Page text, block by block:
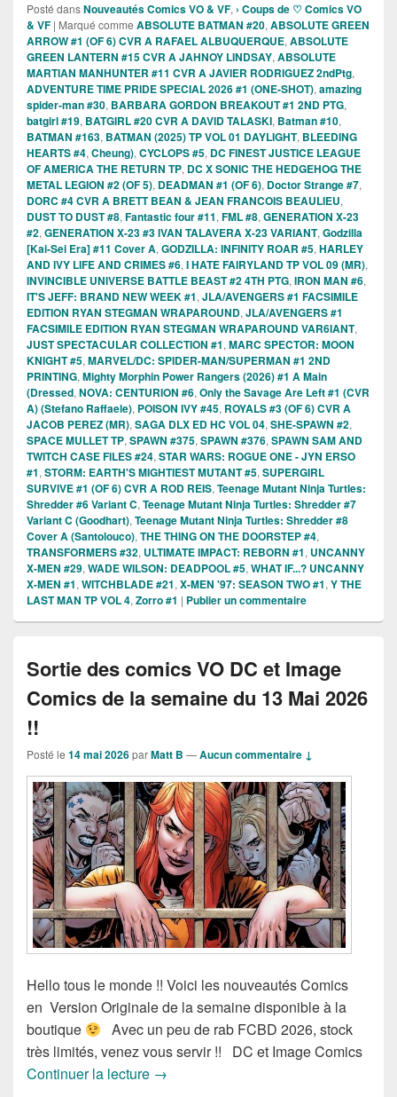
Posté dansNouveautés Comics VO & VF, › Coups de ♡ Comics VO
& VF | Marqué comme ABSOLUTE BATMAN #20, ABSOLUTE GREEN
ARROW #1 (OF 6) CVR A RAFAEL ALBUQUERQUE, ABSOLUTE
GREEN LANTERN #15 CVR A JAHNOY LINDSAY, ABSOLUTE
MARTIAN MANHUNTER #11 CVR A JAVIER RODRIGUEZ 2ndPtg,
ADVENTURE TIME PRIDE SPECIAL 2026 #1 (ONE-SHOT), amazing
spider-man #30, BARBARA GORDON BREAKOUT #1 2ND PTG,
batgirl #19, BATGIRL #20 CVR A DAVID TALASKI, Batman #10,
BATMAN #163, BATMAN (2025) TP VOL 01 DAYLIGHT, BLEEDING
HEARTS #4, Cheung), CYCLOPS #5, DC FINEST JUSTICE LEAGUE
OF AMERICA THE RETURN TP, DC X SONIC THE HEDGEHOG THE
METAL LEGION #2 (OF 5), DEADMAN #1 (OF 6), Doctor Strange #7,
DORC #4 CVR A BRETT BEAN & JEAN FRANCOIS BEAULIEU,
DUST TO DUST #8, Fantastic four #11, FML #8, GENERATION X-23
#2, GENERATION X-23 #3 IVAN TALAVERA X-23 VARIANT, Godzilla
[Kai-Sei Era] #11 Cover A, GODZILLA: INFINITY ROAR #5, HARLEY
AND IVY LIFE AND CRIMES #6, I HATE FAIRYLAND TP VOL 09 (MR),
INVINCIBLE UNIVERSE BATTLE BEAST #2 4TH PTG, IRON MAN #6,
IT'S JEFF: BRAND NEW WEEK #1, JLA/AVENGERS #1 FACSIMILE
EDITION RYAN STEGMAN WRAPAROUND, JLA/AVENGERS #1
FACSIMILE EDITION RYAN STEGMAN WRAPAROUND VAR6IANT,
JUST SPECTACULAR COLLECTION #1, MARC SPECTOR: MOON
KNIGHT #5, MARVEL/DC: SPIDER-MAN/SUPERMAN #1 2ND
PRINTING, Mighty Morphin Power Rangers (2026) #1 A Main
(Dressed, NOVA: CENTURION #6, Only the Savage Are Left #1 (CVR
A) (Stefano Raffaele), POISON IVY #45, ROYALS #3 (OF 6) CVR A
JACOB PEREZ (MR), SAGA DLX ED HC VOL 04, SHE-SPAWN #2,
SPACE MULLET TP, SPAWN #375, SPAWN #376, SPAWN SAM AND
TWITCH CASE FILES #24, STAR WARS: ROGUE ONE - JYN ERSO
#1, STORM: EARTH'S MIGHTIEST MUTANT #5, SUPERGIRL
SURVIVE #1 (OF 6) CVR A ROD REIS, Teenage Mutant Ninja Turtles:
Shredder #6 Variant C, Teenage Mutant Ninja Turtles: Shredder #7
Variant C (Goodhart), Teenage Mutant Ninja Turtles: Shredder #8
Cover A (Santolouco), THE THING ON THE DOORSTEP #4,
TRANSFORMERS #32, ULTIMATE IMPACT: REBORN #1, UNCANNY
X-MEN #29, WADE WILSON: DEADPOOL #5, WHAT IF...? UNCANNY
X-MEN #1, WITCHBLADE #21, X-MEN '97: SEASON TWO #1, Y THE
LAST MAN TP VOL 4, Zorro #1 | Publier un commentaire
Sortie des comics VO DC et Image
Comics de la semaine du 13 Mai 2026
!!
Posté le 14 mai 2026parMatt B —Aucun commentaire ↓
Hello tous le monde !! Voici les nouveautés Comics
en Version Originale de la semaine disponible à la
boutique
Avec un peu de rab FCBD 2026, stock
très limités, venez vous servir !! DC et Image Comics
Continuer la lecture Sortie des comics VO DC et Image
→